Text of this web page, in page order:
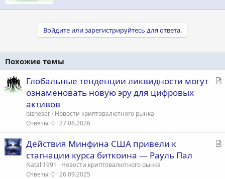
Войдите или зарегистрируйтесь для ответа.
Похожие темы
С
Глобальные тенденции ликвидности могут
ознаменовать новую эру для цифровых
активов
bizneser Новости криптовалютного рынка
Ответы 0 27.06.2026
С
Действия Минфина США привели к
стагнации курса биткоина — Рауль Пал
Natali1991
Новости криптовалютного рынка
Ответы 0 26.09.2025